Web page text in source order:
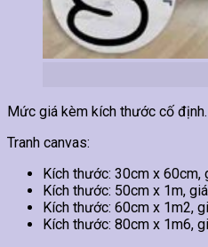
Mức giá kèm kích thước cố định.
Tranh canvas:
Kích thước: 30cm x 60cm,
Kích thước: 50cm x 1m,
Kích thước: 60cm x 1m2,
Kích thước: 80cm x 1m6,